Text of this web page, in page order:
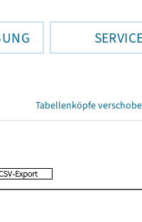
Tabellenköpfe